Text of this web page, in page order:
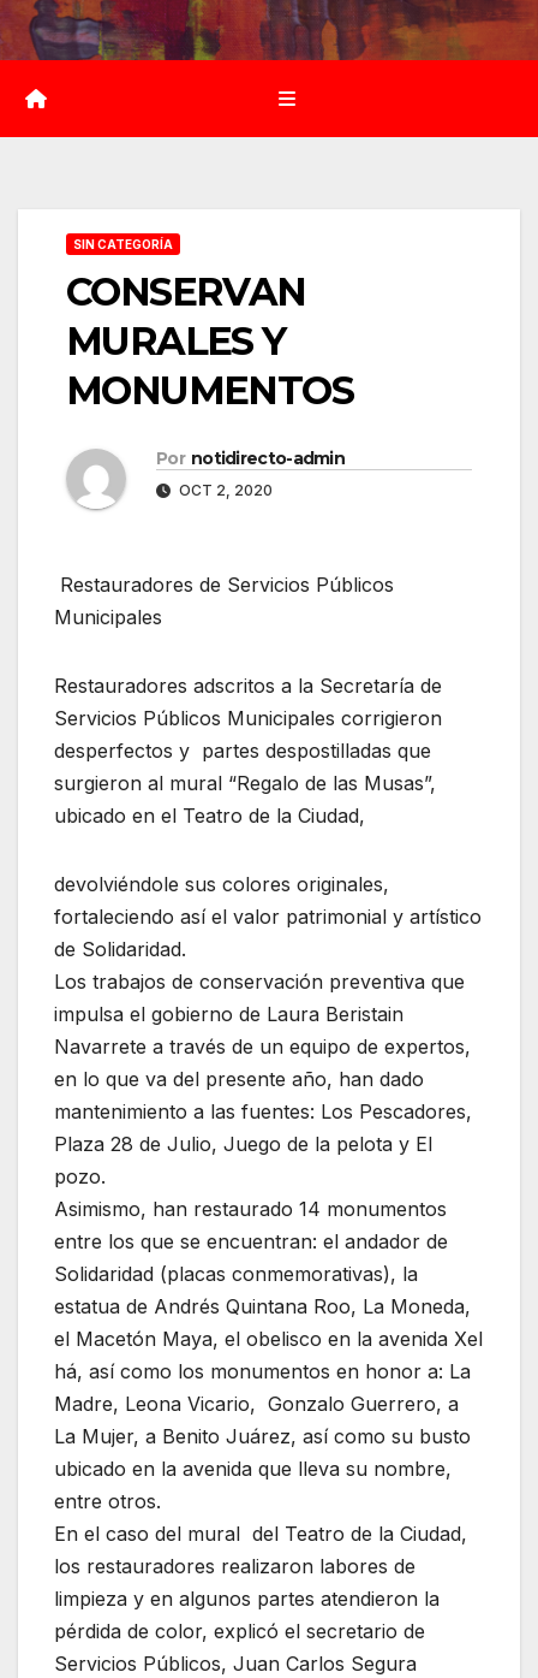
Saltar
al
contenido
SIN CATEGORÍA
CONSERVAN
MURALES Y
MONUMENTOS
Por notidirecto-admin
OCT 2, 2020
Restauradores de Servicios Públicos
Municipales
Restauradores adscritos a la Secretaría de
Servicios Públicos Municipales corrigieron
desperfectos y partes despostilladas que
surgieron al mural “Regalo de las Musas”,
ubicado en el Teatro de la Ciudad,
devolviéndole sus colores originales,
fortaleciendo así el valor patrimonial y artístico
de Solidaridad.
Los trabajos de conservación preventiva que
impulsa el gobierno de Laura Beristain
Navarrete a través de un equipo de expertos,
en lo que va del presente año, han dado
mantenimiento a las fuentes: Los Pescadores,
Plaza 28 de Julio, Juego de la pelota y El
pozo.
Asimismo, han restaurado 14 monumentos
entre los que se encuentran: el andador de
Solidaridad (placas conmemorativas), la
estatua de Andrés Quintana Roo, La Moneda,
el Macetón Maya, el obelisco en la avenida Xel
há, así como los monumentos en honor a: La
Madre, Leona Vicario, Gonzalo Guerrero, a
La Mujer, a Benito Juárez, así como su busto
ubicado en la avenida que lleva su nombre,
entre otros.
En el caso del mural del Teatro de la Ciudad,
los restauradores realizaron labores de
limpieza y en algunos partes atendieron la
pérdida de color, explicó el secretario de
Servicios Públicos, Juan Carlos Segura